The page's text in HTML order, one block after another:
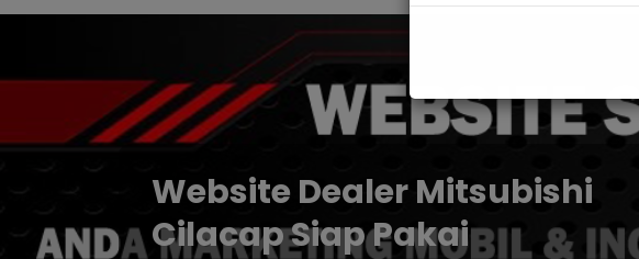
Website Dealer Mitsubishi
Cilacap Siap Pakai